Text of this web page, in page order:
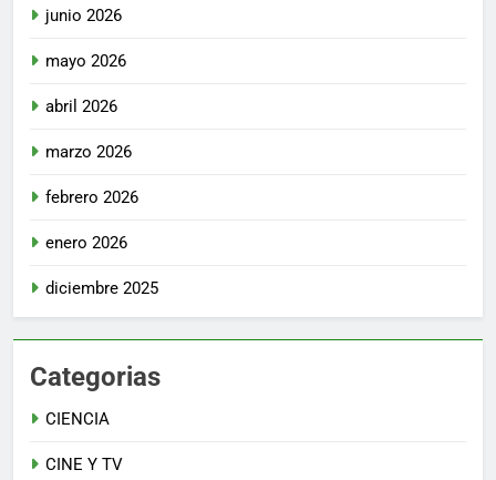
junio 2026
mayo 2026
abril 2026
marzo 2026
febrero 2026
enero 2026
diciembre 2025
Categorias
CIENCIA
CINE Y TV